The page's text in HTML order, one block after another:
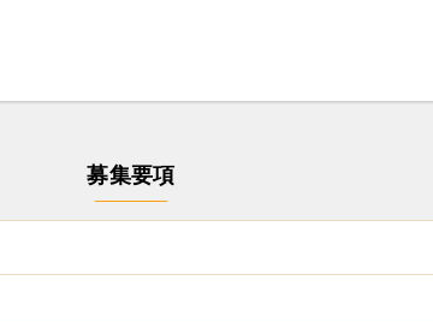
募集要項